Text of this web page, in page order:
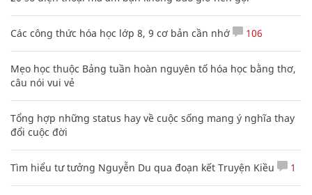
Các công thức hóa học lớp 8, 9 cơ bản cần nhớ 106
Mẹo học thuộc Bảng tuần hoàn nguyên tố hóa học bằng thơ,
câu nói vui vẻ
Tổng hợp những status hay về cuộc sống mang ý nghĩa thay
đổi cuộc đời
Tìm hiểu tư tưởng Nguyễn Du qua đoạn kết Truyện Kiều 1